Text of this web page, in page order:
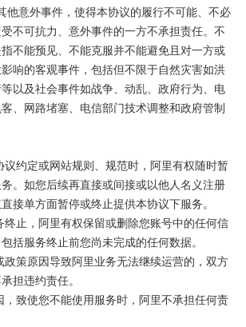
意外事件，使得本协议的履行不可能、不必
不可抗力、意外事件的一方不承担责任。不
不能预见、不能克服并不能避免且对一方或
响的客观事件，包括但不限于自然灾害如洪
以及社会事件如战争、动乱、政府行为、电
、网路堵塞、电信部门技术调整和政府管制
约定或网站规则、规范时，阿里有权随时暂
。如您后续再直接或间接或以他人名义注册
接单方面暂停或终止提供本协议下服务。
止，阿里有权保留或删除您账号中的任何信
括服务终止前您尚未完成的任何数据。
策原因导致阿里业务无法继续运营的，双方
担违约责任。
致使您不能使用服务时，阿里不承担任何责